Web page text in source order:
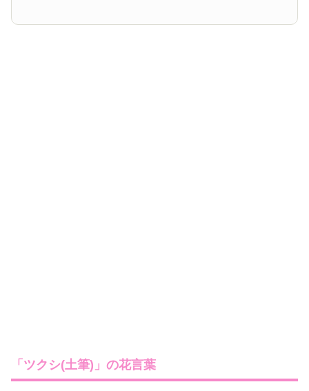
「ツクシ(土筆)」の花言葉